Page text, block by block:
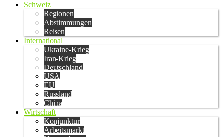
Schweiz
Regionen
Abstimmungen
Reisen
International
Ukraine-Krieg
Iran-Krieg
Deutschland
USA
EU
Russland
China
Wirtschaft
Konjunktur
Arbeitsmarkt